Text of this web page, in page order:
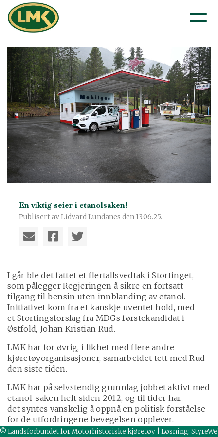
En viktig seier i etanolsaken!
Publisert av Lidvard Lundanes den 13.06.25.
I går ble det fattet et flertallsvedtak i Stortinget,
som pålegger Regjeringen å sikre en fortsatt
tilgang til bensin uten innblanding av etanol.
Initiativet kom fra et kanskje uventet hold, med
et Stortingsforslag fra MDGs førstekandidat i
Østfold, Johan Kristian Rud.
LMK har for øvrig, i likhet med flere andre
kjøretøyorganisasjoner, samarbeidet tett med Rud
den siste tiden.
LMK har på selvstendig grunnlag jobbet aktivt med
etanol-saken helt siden 2012, og til tider har
det syntes vanskelig å oppnå en politisk forståelse
for de utfordringene bevegelsen opplever.
Koronapandemien førte til at 40% av eksisterende
© Landsforbundet for Motorhistoriske kjøretøy | Løsning: